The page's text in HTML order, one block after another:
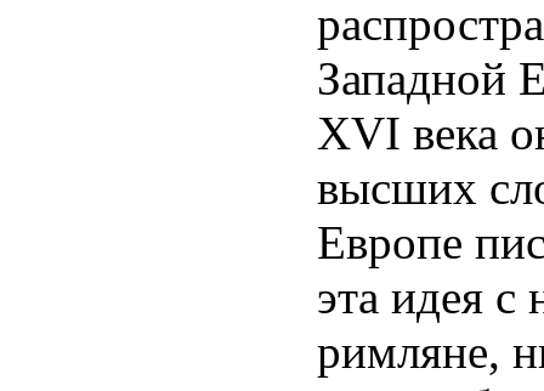
Западной
XVI века
высших
Европе
эта идея
римляне,